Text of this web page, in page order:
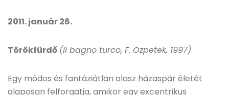
2011. január 26.
Törökfürdő (Il bagno turco, F. Özpetek, 1997)
Egy módos és fantáziátlan olasz házaspár életét
alaposan felforgatja, amikor egy excentrikus